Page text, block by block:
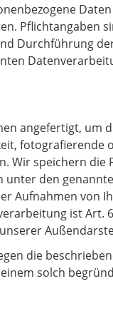
Daten
Pflichtangaben
Durchführung
angefertigt, um
fotografierende
Wir speichern die
unter den
Aufnahmen von
ist Art. 6
die
solch